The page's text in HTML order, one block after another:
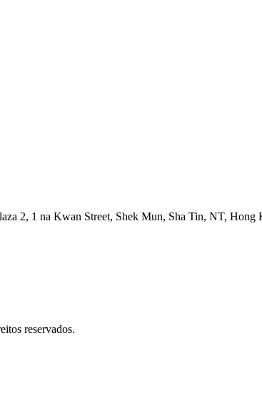
2, 1 na Kwan Street, Shek Mun, Sha Tin, NT, Hong
reservados.